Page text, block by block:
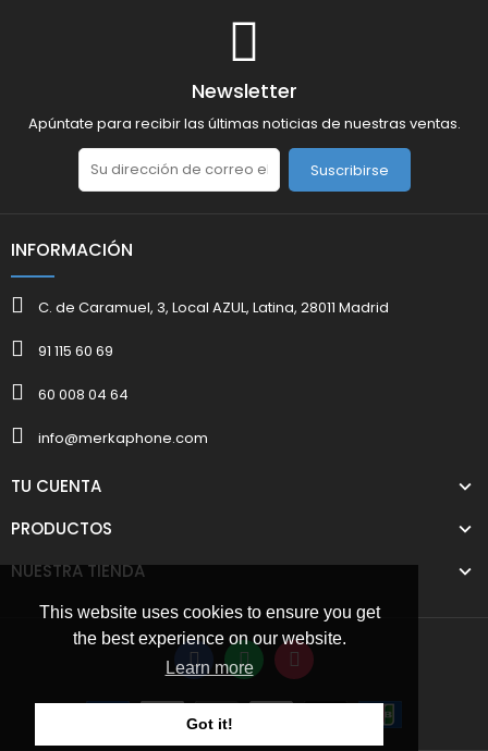
This website uses cookies to ensure you get
the best experience on our website.
Learn more
Got it!
Newsletter
Apúntate para recibir las últimas noticias de nuestras ventas.
Suscribirse
INFORMACIÓN
C. de Caramuel, 3, Local AZUL, Latina, 28011 Madrid
91 115 60 69
60 008 04 64
info@merkaphone.com
TU CUENTA
PRODUCTOS
NUESTRA TIENDA